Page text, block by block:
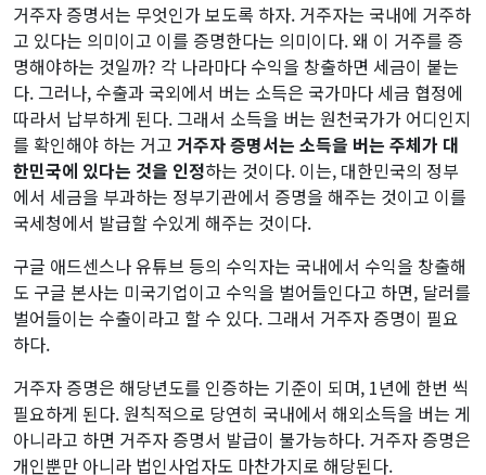
거주자 증명서는 무엇인가 보도록 하자. 거주자는 국내에 거주하
고 있다는 의미이고 이를 증명한다는 의미이다. 왜 이 거주를 증
명해야하는 것일까? 각 나라마다 수익을 창출하면 세금이 붙는
다. 그러나, 수출과 국외에서 버는 소득은 국가마다 세금 협정에
따라서 납부하게 된다. 그래서 소득을 버는 원천국가가 어디인지
를 확인해야 하는 거고 거주자 증명서는 소득을 버는 주체가 대
한민국에 있다는 것을 인정하는 것이다. 이는, 대한민국의 정부
에서 세금을 부과하는 정부기관에서 증명을 해주는 것이고 이를
국세청에서 발급할 수있게 해주는 것이다.
구글 애드센스나 유튜브 등의 수익자는 국내에서 수익을 창출해
도 구글 본사는 미국기업이고 수익을 벌어들인다고 하면, 달러를
벌어들이는 수출이라고 할 수 있다. 그래서 거주자 증명이 필요
하다.
거주자 증명은 해당년도를 인증하는 기준이 되며, 1년에 한번 씩
필요하게 된다. 원칙적으로 당연히 국내에서 해외소득을 버는 게
아니라고 하면 거주자 증명서 발급이 불가능하다. 거주자 증명은
개인뿐만 아니라 법인사업자도 마찬가지로 해당된다.